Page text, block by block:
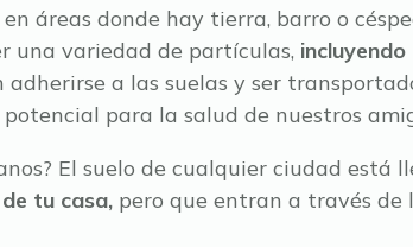
áreas donde hay tierra, barro o
una variedad de partículas,
adherirse a las suelas y ser
para la salud de nuestros
El suelo de cualquier ciudad está
tu casa, pero que entran a través de